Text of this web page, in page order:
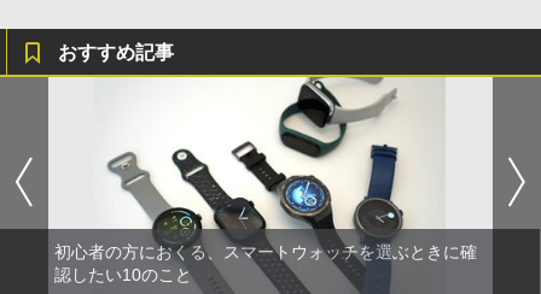
おすすめ記事
初心者の方におくる、スマートウォッチを選ぶときに確
認したい10のこと